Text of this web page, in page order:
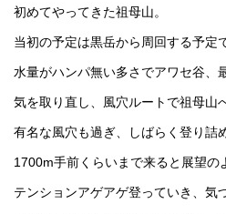
初めてやってきた祖母山。
当初の予定は黒岳から周回する予定
水量がハンパ無い多さでアワセ谷、
気を取り直し、風穴ルートで祖母山
有名な風穴も過ぎ、しばらく登り詰
1700m手前くらいまで来ると展望
テンションアゲアゲ登っていき、気